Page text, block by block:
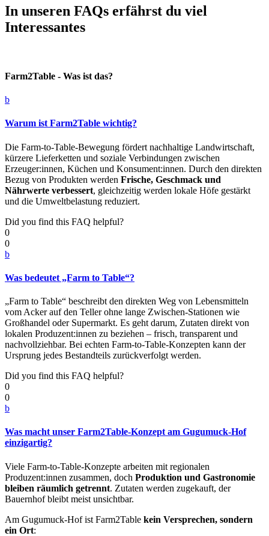
In unseren FAQs erfährst du viel
Interessantes
Farm2Table - Was ist das?
b
Warum ist Farm2Table wichtig?
Die Farm-to-Table-Bewegung fördert nachhaltige Landwirtschaft,
kürzere Lieferketten und soziale Verbindungen zwischen
Erzeuger:innen, Küchen und Konsument:innen. Durch den direkten
Bezug von Produkten werden Frische, Geschmack und
Nährwerte verbessert, gleichzeitig werden lokale Höfe gestärkt
und die Umweltbelastung reduziert.
Did you find this FAQ helpful?
0
0
b
Was bedeutet „Farm to Table“?
„Farm to Table“ beschreibt den direkten Weg von Lebensmitteln
vom Acker auf den Teller ohne lange Zwischen-Stationen wie
Großhandel oder Supermarkt. Es geht darum, Zutaten direkt von
lokalen Produzent:innen zu beziehen – frisch, transparent und
nachvollziehbar. Bei echten Farm-to-Table-Konzepten kann der
Ursprung jedes Bestandteils zurückverfolgt werden.
Did you find this FAQ helpful?
0
0
b
Was macht unser Farm2Table-Konzept am Gugumuck-Hof
einzigartig?
Viele Farm-to-Table-Konzepte arbeiten mit regionalen
Produzent:innen zusammen, doch Produktion und Gastronomie
bleiben räumlich getrennt. Zutaten werden zugekauft, der
Bauernhof bleibt meist unsichtbar.
Am Gugumuck-Hof ist Farm2Table kein Versprechen, sondern
ein Ort: